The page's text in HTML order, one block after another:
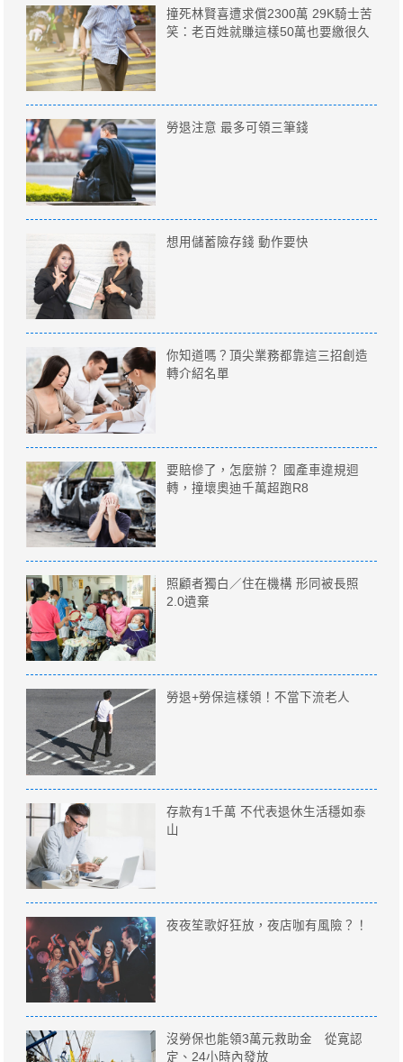
撞死林賢喜遭求償2300萬 29K騎士苦
笑：老百姓就賺這樣50萬也要繳很久
勞退注意 最多可領三筆錢
想用儲蓄險存錢 動作要快
你知道嗎？頂尖業務都靠這三招創造
轉介紹名單
要賠慘了，怎麼辦？ 國產車違規迴
轉，撞壞奧迪千萬超跑R8
照顧者獨白／住在機構 形同被長照
2.0遺棄
勞退+勞保這樣領！不當下流老人
存款有1千萬 不代表退休生活穩如泰
山
夜夜笙歌好狂放，夜店咖有風險？！
沒勞保也能領3萬元救助金 從寛認
定、24小時內發放